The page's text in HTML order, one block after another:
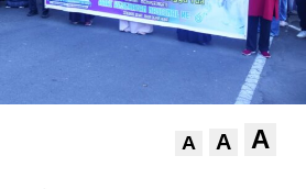
A A A